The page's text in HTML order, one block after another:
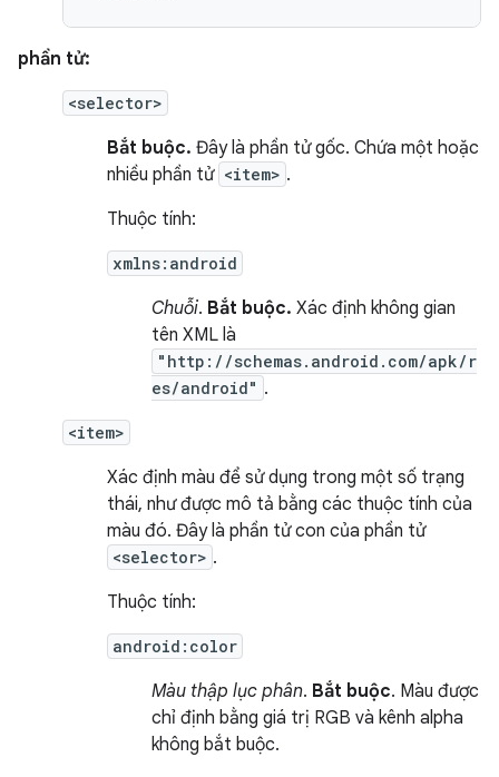
phần tử:
<selector>
Bắt buộc. Đây là phần tử gốc. Chứa một hoặc
nhiều phần tử <item> .
Thuộc tính:
xmlns:android
Chuỗi. Bắt buộc. Xác định không gian
tên XML là
"http://schemas.android.com/apk/r
es/android" .
<item>
Xác định màu để sử dụng trong một số trạng
thái, như được mô tả bằng các thuộc tính của
màu đó. Đây là phần tử con của phần tử
<selector> .
Thuộc tính:
android:color
Màu thập lục phân. Bắt buộc. Màu được
chỉ định bằng giá trị RGB và kênh alpha
không bắt buộc.